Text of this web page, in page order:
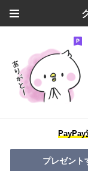
PayPay
プレゼント